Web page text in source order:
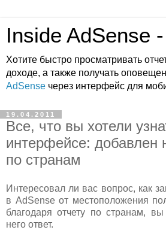
Inside AdSense
Хотите быстро просматривать
доходе, а также получать
AdSense через интерфейс для
19.04.2011
Все, что вы хотели
интерфейсе: добавлен
по странам
Интересовал ли вас вопрос, как
в AdSense от местоположения
благодаря отчету по странам,
него ответ.